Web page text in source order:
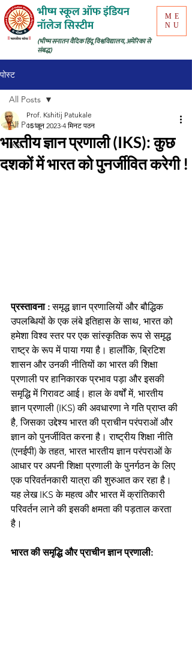
ME
NU
भीष्म स्कूल ऑफ इंडियन
नॉलेज सिस्टीम
(भीष्म सनातन वैदिक हिंदू विश्वविद्यालय, अमेरिका से
संबद्ध)
पोस्ट
All Posts
IKS
All Posts
भारतीय ज्ञान प्रणाली (IKS): कुछ
दशकों में भारत को पुनर्जीवित करेगी !
Prof. Kshitij Patukale
15 जून 2023 4 मिनट पठन
प्रस्तावना : समृद्ध ज्ञान प्रणालियों और बौद्धिक
उपलब्धियों के एक लंबे इतिहास के साथ, भारत को
हमेशा विश्व स्तर पर एक सांस्कृतिक रूप से समृद्ध
राष्ट्र के रूप में पाया गया है। हालाँकि, ब्रिटिश
शासन और उनकी नीतियों का भारत की शिक्षा
प्रणाली पर हानिकारक प्रभाव पड़ा और इसकी
समृद्धि में गिरावट आई। हाल के वर्षों में, भारतीय
ज्ञान प्रणाली (IKS) की अवधारणा ने गति प्राप्त की
है, जिसका उद्देश्य भारत की प्राचीन परंपराओं और
ज्ञान को पुनर्जीवित करना है। राष्ट्रीय शिक्षा नीति
(एनईपी) के तहत, भारत भारतीय ज्ञान परंपराओं के
आधार पर अपनी शिक्षा प्रणाली के पुनर्गठन के लिए
एक परिवर्तनकारी यात्रा की शुरुआत कर रहा है।
यह लेख IKS के महत्व और भारत में क्रांतिकारी
परिवर्तन लाने की इसकी क्षमता की पड़ताल करता
है।
भारत की समृद्धि और प्राचीन ज्ञान प्रणाली: